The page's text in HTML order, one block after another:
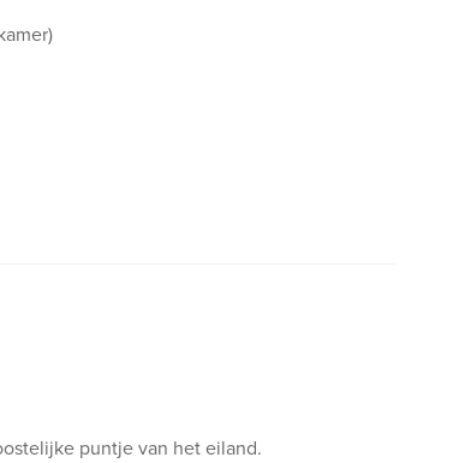
puntje van het eiland.